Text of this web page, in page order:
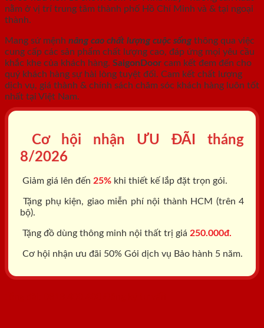
nằm ở vị trí trung tâm thành phố Hồ Chí Minh và & tại ngoại
thành.
Mang sứ mệnh nâng cao chất lượng cuộc sống thông qua việc
cung cấp các sản phẩm chất lượng cao, đáp ứng mọi yêu cầu
khắc khe của khách hàng. SaigonDoor cam kết đem đến cho
quý khách hàng sự hài lòng tuyệt đối. Cam kết chất lượng
dịch vụ, giá thành & chính sách chăm sóc khách hàng luôn tốt
nhất tại Việt Nam.
Cơ hội nhận ƯU ĐÃI tháng
8/2026
Giảm giá lên đến 25% khi thiết kế lắp đặt trọn gói.
Tặng phụ kiện, giao miễn phí nội thành HCM (trên 4
bộ).
Tặng đồ dùng thông minh nội thất trị giá 250.000đ.
Cơ hội nhận ưu đãi 50% Gói dịch vụ Bảo hành 5 năm.